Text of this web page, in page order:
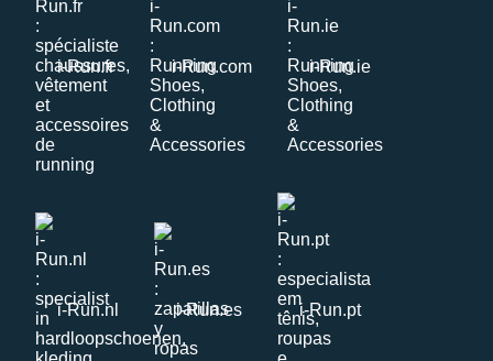
i-Run.fr i-Run.com i-Run.ie
i-Run.nl i-Run.es i-Run.pt